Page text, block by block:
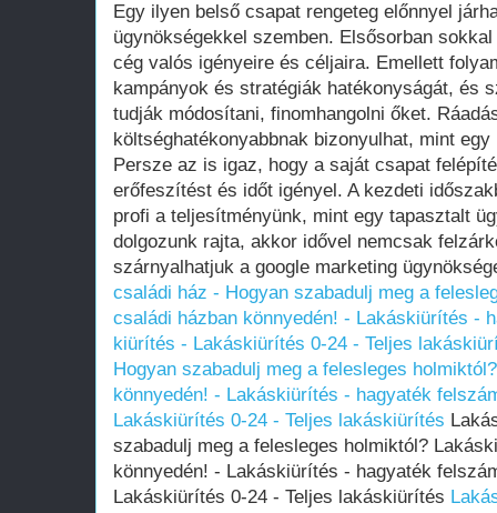
Egy ilyen belső csapat rengeteg előnnyel
ügynökségekkel szemben. Elsősorban
cég valós igényeire és céljaira. Emellett
kampányok és stratégiák hatékonyságát, és
tudják módosítani, finomhangolni őket.
költséghatékonyabbnak bizonyulhat, mint
Persze az is igaz, hogy a saját csapat
erőfeszítést és időt igényel. A kezdeti
profi a teljesítményünk, mint egy tapasztalt
dolgozunk rajta, akkor idővel nemcsak
szárnyalhatjuk a google marketing
családi ház - Hogyan szabadulj meg a
családi házban könnyedén! - Lakáskiürítés -
kiürítés - Lakáskiürítés 0-24 - Teljes
Hogyan szabadulj meg a felesleges
könnyedén! - Lakáskiürítés - hagyaték
Lakáskiürítés 0-24 - Teljes lakáskiürítés
szabadulj meg a felesleges holmiktól?
könnyedén! - Lakáskiürítés - hagyaték
Lakáskiürítés 0-24 - Teljes lakáskiürítés